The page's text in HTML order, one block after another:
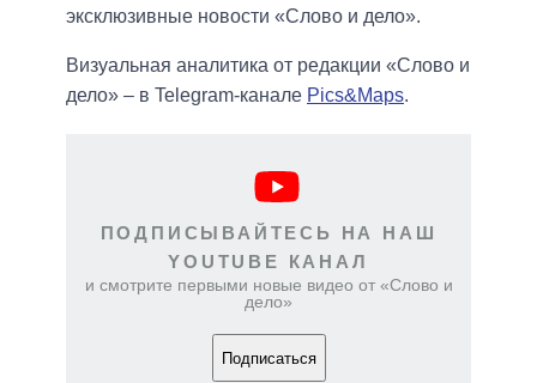
эксклюзивные новости «Слово и дело».
Визуальная аналитика от редакции «Слово и
дело» – в Telegram-канале Pics&Maps.
ПОДПИСЫВАЙТЕСЬ НА НАШ
YOUTUBE КАНАЛ
и смотрите первыми новые видео от «Слово и
дело»
Подписаться